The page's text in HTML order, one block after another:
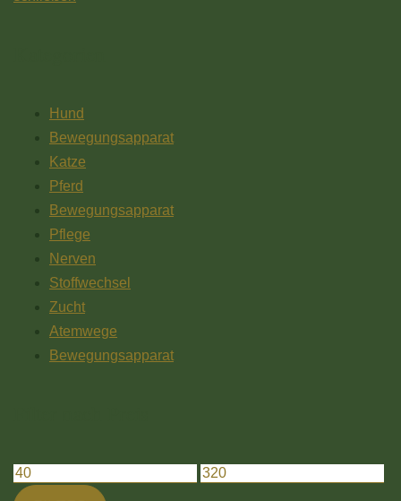
Hund
Bewegungsapparat
Katze
Pferd
Bewegungsapparat
Pflege
Nerven
Stoffwechsel
Zucht
Atemwege
Bewegungsapparat